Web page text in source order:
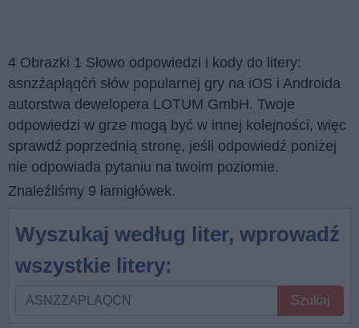
4 Obrazki 1 Słowo odpowiedzi i kody do litery:
asnzźapłąqćń słów popularnej gry na iOS i Androida
autorstwa dewelopera LOTUM GmbH. Twoje
odpowiedzi w grze mogą być w innej kolejności, więc
sprawdź poprzednią stronę, jeśli odpowiedź poniżej
nie odpowiada pytaniu na twoim poziomie.
Znaleźliśmy 9 łamigłówek.
Wyszukaj według liter, wprowadź
wszystkie litery:
Wyszukaj
Szukaj